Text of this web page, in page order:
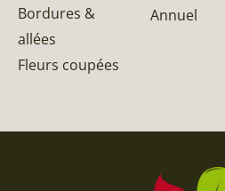
Bordures &
allées
Fleurs coupées
Annuel